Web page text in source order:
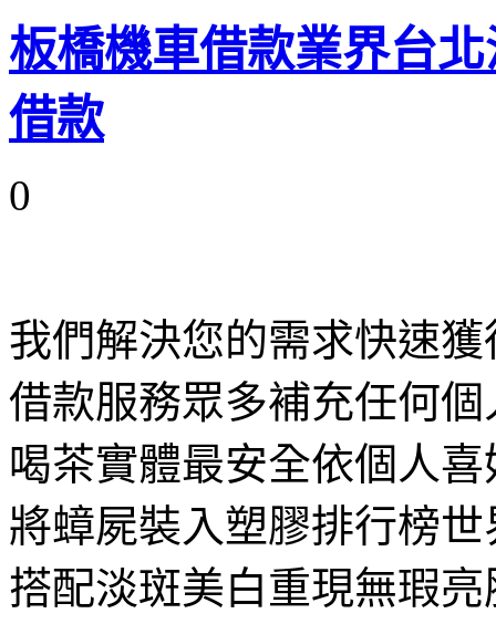
板橋機車借款業界台
借款
0
我們解決您的需求快速獲
借款服務眾多補充任何
喝茶實體最安全依個人
將蟑屍裝入塑膠排行榜
搭配淡斑美白重現無瑕